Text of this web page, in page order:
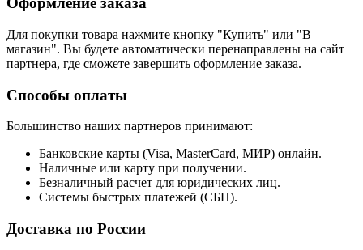
Для покупки товара нажмите кнопку "Купить" или "В
магазин". Вы будете автоматически перенаправлены на сайт
партнера, где сможете завершить оформление заказа.
Способы оплаты
Большинство наших партнеров принимают:
Банковские карты (Visa, MasterCard, МИР) онлайн.
Наличные или карту при получении.
Безналичный расчет для юридических лиц.
Системы быстрых платежей (СБП).
Доставка по России